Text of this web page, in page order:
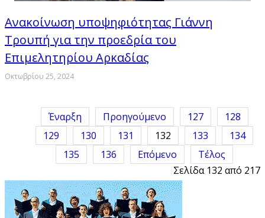
Ανακοίνωση υποψηφιότητας Γιάννη
Τρουπή για την προεδρία του
Επιμελητηρίου Αρκαδίας
Οκτωβρίου 25, 2024
Έναρξη Προηγούμενο 127
128
129
130 131 132 133
134
135
136 Επόμενο
Τέλος
Σελίδα 132 από 217